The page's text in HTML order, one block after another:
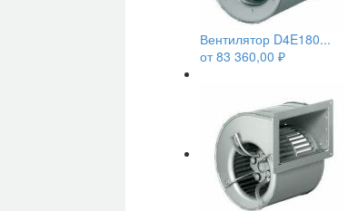
Вентилятор D4E180...
от83 360,00 ₽